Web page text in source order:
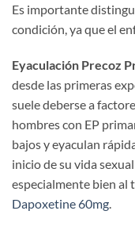
Es importante
condición, ya que el
Eyaculación Precoz
desde las primeras
suele deberse a
hombres con EP
bajos y eyaculan
inicio de su vida
especialmente bien al
Dapoxetine 60mg.